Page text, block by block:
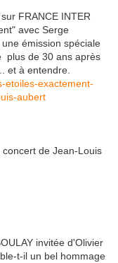
FRANCE INTER
avec Serge
émission spéciale
plus de 30 ans après
et à entendre.
etoiles-exactement-
aubert
de Jean-Louis
invitée d'Olivier
t-il un bel hommage